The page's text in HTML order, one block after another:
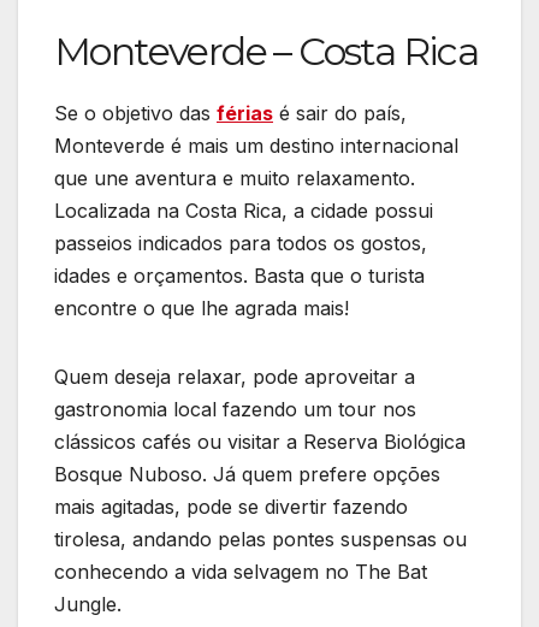
Monteverde – Costa Rica
Se o objetivo das férias é sair do país,
Monteverde é mais um destino internacional
que une aventura e muito relaxamento.
Localizada na Costa Rica, a cidade possui
passeios indicados para todos os gostos,
idades e orçamentos. Basta que o turista
encontre o que lhe agrada mais!
Quem deseja relaxar, pode aproveitar a
gastronomia local fazendo um tour nos
clássicos cafés ou visitar a Reserva Biológica
Bosque Nuboso. Já quem prefere opções
mais agitadas, pode se divertir fazendo
tirolesa, andando pelas pontes suspensas ou
conhecendo a vida selvagem no The Bat
Jungle.